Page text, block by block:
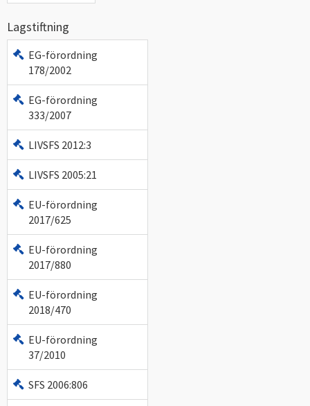
Lagstiftning
EG-förordning
178/2002
EG-förordning
333/2007
LIVSFS 2012:3
LIVSFS 2005:21
EU-förordning
2017/625
EU-förordning
2017/880
EU-förordning
2018/470
EU-förordning
37/2010
SFS 2006:806